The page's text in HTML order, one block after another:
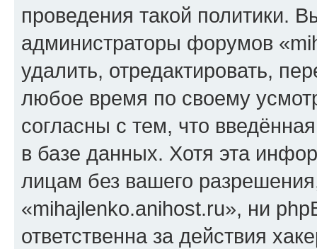
проведения такой политики.
администраторы форумов
удалить, отредактировать,
любое время по своему
согласны с тем, что
в базе данных. Хотя эта
лицам без вашего
«mihajlenko.anihost.ru», ни
ответственна за действия